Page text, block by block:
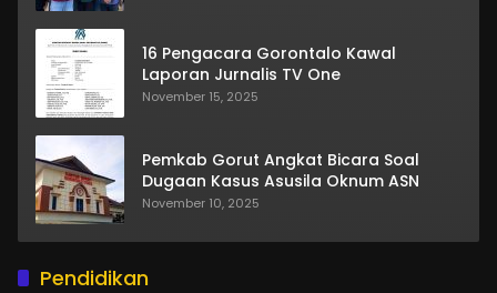
16 Pengacara Gorontalo Kawal
Laporan Jurnalis TV One
November 15, 2025
Pemkab Gorut Angkat Bicara Soal
Dugaan Kasus Asusila Oknum ASN
November 10, 2025
Pendidikan